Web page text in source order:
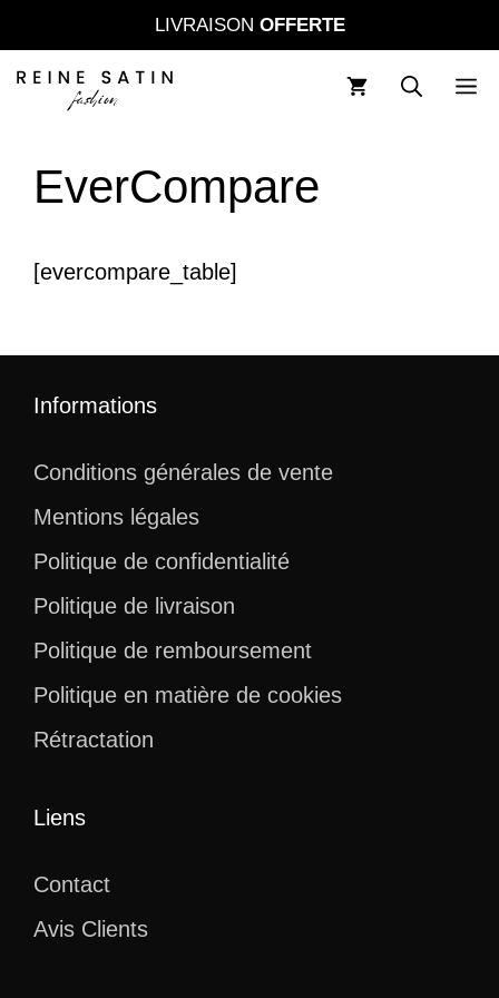
au
contenu
LIVRAISON OFFERTE
EverCompare
[evercompare_table]
Informations
Conditions générales de vente
Mentions légales
Politique de confidentialité
Politique de livraison
Politique de remboursement
Politique en matière de cookies
Rétractation
Liens
Contact
Avis Clients